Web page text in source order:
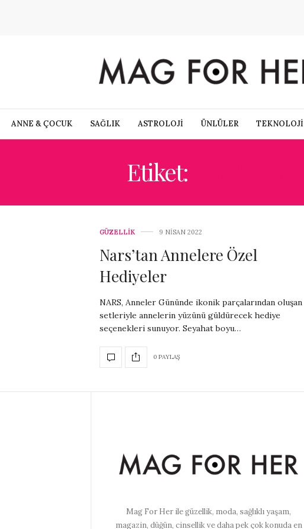
ANNE & ÇOCUK SAĞLIK ASTROLOJİ ÜNLÜLER TEKNOLOJİ
Etiket:
GÜZELLİK 9 NISAN 2022
Nars’tan Annelere Özel
Hediyeler
NARS, Anneler Gününde ikonik parçalarından oluşan
setleriyle annelerin yüzünü güldürecek hediye
seçenekleri sunuyor. Seyahat boyu…
0 PAYLAŞ
Mag For Her ile güzellik, moda, sağlıklı yaşam,
magazin, düğün, cinsellik ve daha pek çok konuda en